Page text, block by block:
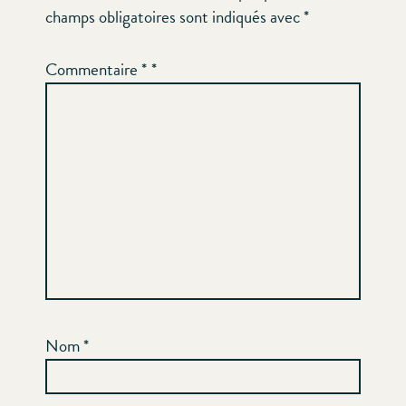
champs obligatoires sont indiqués avec*
Commentaire*
Nom*